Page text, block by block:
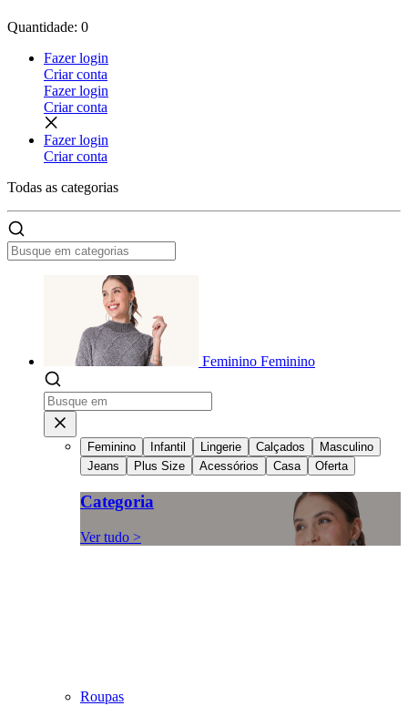
Quantidade: 0
Fazer login
Criar conta
Fazer login
Criar conta
Fazer login
Criar conta
Todas as categorias
Feminino Feminino
Feminino Infantil Lingerie Calçados
Masculino
Jeans
Plus Size Acessórios Casa Oferta
Categoria
Ver tudo >
Roupas